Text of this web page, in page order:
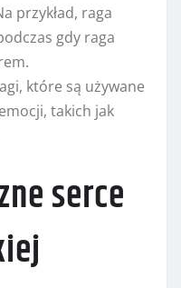
przykład, raga
gdy raga
które są używane
takich jak
serce